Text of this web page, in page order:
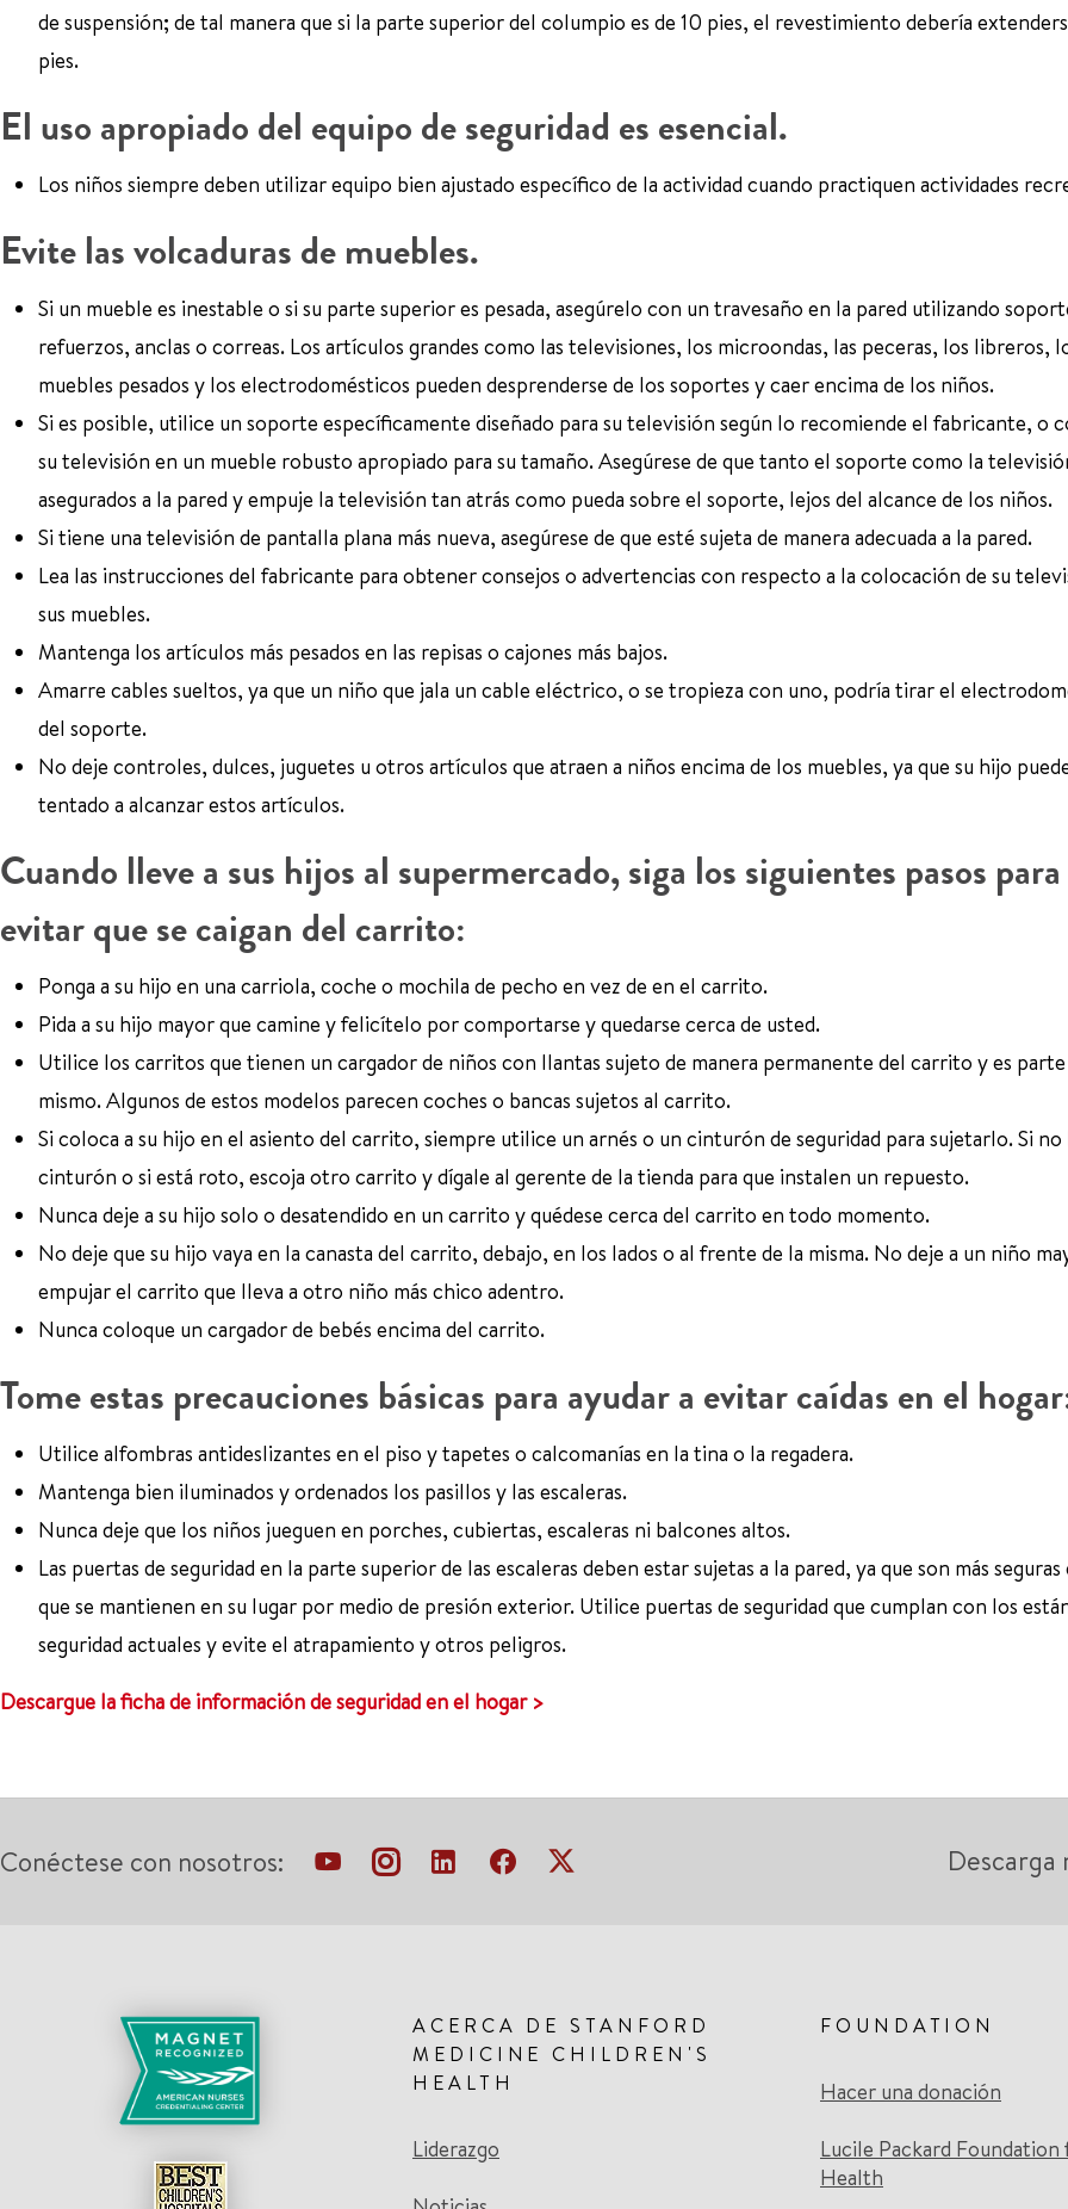
de suspensión; de tal manera que si la parte superior del columpio es de 10 pies, el revestimiento debería
pies.
El uso apropiado del equipo de seguridad es esencial.
Los niños siempre deben utilizar equipo bien ajustado específico de la actividad cuando practiquen actividades
Evite las volcaduras de muebles.
Si un mueble es inestable o si su parte superior es pesada, asegúrelo con un travesaño en la pared utilizando
refuerzos, anclas o correas. Los artículos grandes como las televisiones, los microondas, las peceras, los libreros,
muebles pesados y los electrodomésticos pueden desprenderse de los soportes y caer encima de los niños.
Si es posible, utilice un soporte específicamente diseñado para su televisión según lo recomiende el fabricante, o
su televisión en un mueble robusto apropiado para su tamaño. Asegúrese de que tanto el soporte como la
asegurados a la pared y empuje la televisión tan atrás como pueda sobre el soporte, lejos del alcance de los niños.
Si tiene una televisión de pantalla plana más nueva, asegúrese de que esté sujeta de manera adecuada a la pared.
Lea las instrucciones del fabricante para obtener consejos o advertencias con respecto a la colocación de su
sus muebles.
Mantenga los artículos más pesados en las repisas o cajones más bajos.
Amarre cables sueltos, ya que un niño que jala un cable eléctrico, o se tropieza con uno, podría tirar el
del soporte.
No deje controles, dulces, juguetes u otros artículos que atraen a niños encima de los muebles, ya que su hijo
tentado a alcanzar estos artículos.
Cuando lleve a sus hijos al supermercado, siga los siguientes pasos para
evitar que se caigan del carrito:
Ponga a su hijo en una carriola, coche o mochila de pecho en vez de en el carrito.
Pida a su hijo mayor que camine y felicítelo por comportarse y quedarse cerca de usted.
Utilice los carritos que tienen un cargador de niños con llantas sujeto de manera permanente del carrito y es
mismo. Algunos de estos modelos parecen coches o bancas sujetos al carrito.
Si coloca a su hijo en el asiento del carrito, siempre utilice un arnés o un cinturón de seguridad para sujetarlo. Si no
cinturón o si está roto, escoja otro carrito y dígale al gerente de la tienda para que instalen un repuesto.
Nunca deje a su hijo solo o desatendido en un carrito y quédese cerca del carrito en todo momento.
No deje que su hijo vaya en la canasta del carrito, debajo, en los lados o al frente de la misma. No deje a un niño
empujar el carrito que lleva a otro niño más chico adentro.
Nunca coloque un cargador de bebés encima del carrito.
Tome estas precauciones básicas para ayudar a evitar caídas en el
Utilice alfombras antideslizantes en el piso y tapetes o calcomanías en la tina o la regadera.
Mantenga bien iluminados y ordenados los pasillos y las escaleras.
Nunca deje que los niños jueguen en porches, cubiertas, escaleras ni balcones altos.
Las puertas de seguridad en la parte superior de las escaleras deben estar sujetas a la pared, ya que son más seguras
que se mantienen en su lugar por medio de presión exterior. Utilice puertas de seguridad que cumplan con los
seguridad actuales y evite el atrapamiento y otros peligros.
Descargue la ficha de información de seguridad en el hogar >
Conéctese con nosotros: Descarga
ACERCA DE STANFORD
MEDICINE CHILDREN'S
HEALTH
Liderazgo
FOUNDATION
Hacer una donación
Lucile Packard Foundation
Health